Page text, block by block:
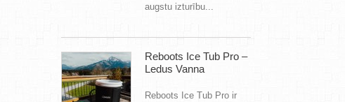
augstu izturību...
Reboots Ice Tub Pro –
Ledus Vanna
Reboots Ice Tub Pro ir